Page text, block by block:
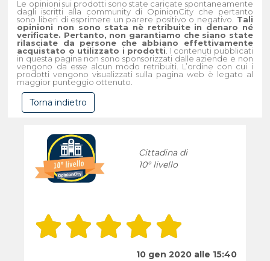
Le opinioni sui prodotti sono state caricate spontaneamente
dagli iscritti alla community di OpinionCity che pertanto
sono liberi di esprimere un parere positivo o negativo. Tali
opinioni non sono stata nè retribuite in denaro né
verificate. Pertanto, non garantiamo che siano state
rilasciate da persone che abbiano effettivamente
acquistato o utilizzato i prodotti . I contenuti pubblicati
in questa pagina non sono sponsorizzati dalle aziende e non
vengono da esse alcun modo retribuiti. L’ordine con cui i
prodotti vengono visualizzati sulla pagina web è legato al
maggior punteggio ottenuto.
Torna indietro
Cittadina di
10° livello
10 gen 2020 alle 15:40